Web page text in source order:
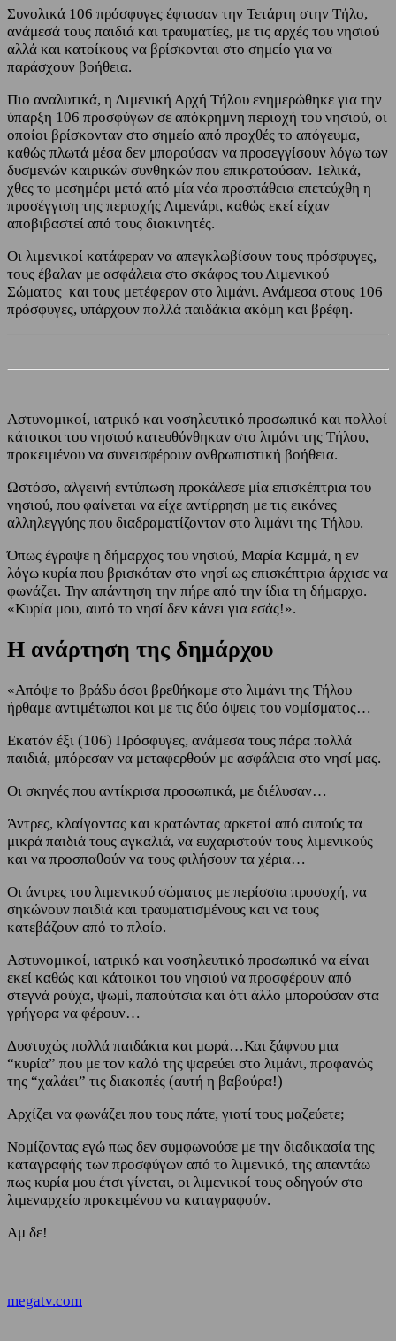
Συνολικά 106 πρόσφυγες έφτασαν την Τετάρτη στην Τήλο,
ανάμεσά τους παιδιά και τραυματίες, με τις αρχές του νησιού
αλλά και κατοίκους να βρίσκονται στο σημείο για να
παράσχουν βοήθεια.
Πιο αναλυτικά, η Λιμενική Αρχή Τήλου ενημερώθηκε για την
ύπαρξη 106 προσφύγων σε απόκρημνη περιοχή του νησιού, οι
οποίοι βρίσκονταν στο σημείο από προχθές το απόγευμα,
καθώς πλωτά μέσα δεν μπορούσαν να προσεγγίσουν λόγω των
δυσμενών καιρικών συνθηκών που επικρατούσαν. Τελικά,
χθες το μεσημέρι μετά από μία νέα προσπάθεια επετεύχθη η
προσέγγιση της περιοχής Λιμενάρι, καθώς εκεί είχαν
αποβιβαστεί από τους διακινητές.
Οι λιμενικοί κατάφεραν να απεγκλωβίσουν τους πρόσφυγες,
τους έβαλαν με ασφάλεια στο σκάφος του Λιμενικού
Σώματος και τους μετέφεραν στο λιμάνι. Ανάμεσα στους 106
πρόσφυγες, υπάρχουν πολλά παιδάκια ακόμη και βρέφη.
Αστυνομικοί, ιατρικό και νοσηλευτικό προσωπικό και πολλοί
κάτοικοι του νησιού κατευθύνθηκαν στο λιμάνι της Τήλου,
προκειμένου να συνεισφέρουν ανθρωπιστική βοήθεια.
Ωστόσο, αλγεινή εντύπωση προκάλεσε μία επισκέπτρια του
νησιού, που φαίνεται να είχε αντίρρηση με τις εικόνες
αλληλεγγύης που διαδραματίζονταν στο λιμάνι της Τήλου.
Όπως έγραψε η δήμαρχος του νησιού, Μαρία Καμμά, η εν
λόγω κυρία που βρισκόταν στο νησί ως επισκέπτρια άρχισε να
φωνάζει. Την απάντηση την πήρε από την ίδια τη δήμαρχο.
«Κυρία μου, αυτό το νησί δεν κάνει για εσάς!».
Η ανάρτηση της δημάρχου
«Απόψε το βράδυ όσοι βρεθήκαμε στο λιμάνι της Τήλου
ήρθαμε αντιμέτωποι και με τις δύο όψεις του νομίσματος…
Εκατόν έξι (106) Πρόσφυγες, ανάμεσα τους πάρα πολλά
παιδιά, μπόρεσαν να μεταφερθούν με ασφάλεια στο νησί μας.
Οι σκηνές που αντίκρισα προσωπικά, με διέλυσαν…
Άντρες, κλαίγοντας και κρατώντας αρκετοί από αυτούς τα
μικρά παιδιά τους αγκαλιά, να ευχαριστούν τους λιμενικούς
και να προσπαθούν να τους φιλήσουν τα χέρια…
Οι άντρες του λιμενικού σώματος με περίσσια προσοχή, να
σηκώνουν παιδιά και τραυματισμένους και να τους
κατεβάζουν από το πλοίο.
Αστυνομικοί, ιατρικό και νοσηλευτικό προσωπικό να είναι
εκεί καθώς και κάτοικοι του νησιού να προσφέρουν από
στεγνά ρούχα, ψωμί, παπούτσια και ότι άλλο μπορούσαν στα
γρήγορα να φέρουν…
Δυστυχώς πολλά παιδάκια και μωρά…Και ξάφνου μια
“κυρία” που με τον καλό της ψαρεύει στο λιμάνι, προφανώς
της “χαλάει” τις διακοπές (αυτή η βαβούρα!)
Αρχίζει να φωνάζει που τους πάτε, γιατί τους μαζεύετε;
Νομίζοντας εγώ πως δεν συμφωνούσε με την διαδικασία της
καταγραφής των προσφύγων από το λιμενικό, της απαντάω
πως κυρία μου έτσι γίνεται, οι λιμενικοί τους οδηγούν στο
λιμεναρχείο προκειμένου να καταγραφούν.
Αμ δε!
megatv.com